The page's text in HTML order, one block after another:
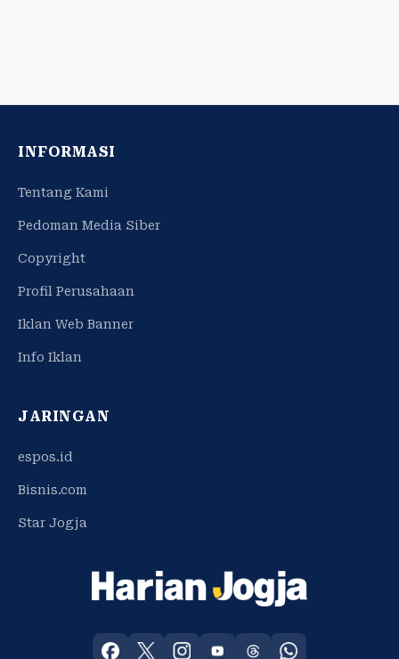
INFORMASI
Tentang Kami
Pedoman Media Siber
Copyright
Profil Perusahaan
Iklan Web Banner
Info Iklan
JARINGAN
espos.id
Bisnis.com
Star Jogja